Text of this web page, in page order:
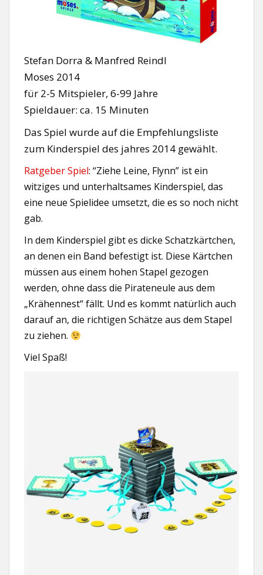
Stefan Dorra & Manfred Reindl
Moses 2014
für 2-5 Mitspieler, 6-99 Jahre
Spieldauer: ca. 15 Minuten
Das Spiel wurde auf die Empfehlungsliste
zum Kinderspiel des jahres 2014 gewählt.
Ratgeber Spiel: “Ziehe Leine, Flynn” ist ein
witziges und unterhaltsames Kinderspiel, das
eine neue Spielidee umsetzt, die es so noch nicht
gab.
In dem Kinderspiel gibt es dicke Schatzkärtchen,
an denen ein Band befestigt ist. Diese Kärtchen
müssen aus einem hohen Stapel gezogen
werden, ohne dass die Pirateneule aus dem
„Krähennest“ fällt. Und es kommt natürlich auch
darauf an, die richtigen Schätze aus dem Stapel
zu ziehen.
Viel Spaß!